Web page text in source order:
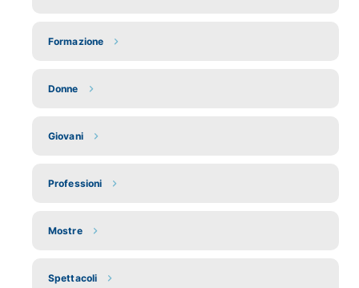
Formazione
Donne
Giovani
Professioni
Mostre
Spettacoli